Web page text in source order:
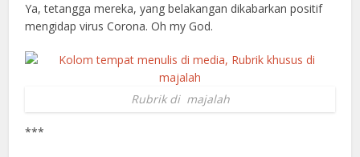
Ya, tetangga mereka, yang belakangan dikabarkan positif
mengidap virus Corona. Oh my God.
Rubrik di majalah
***